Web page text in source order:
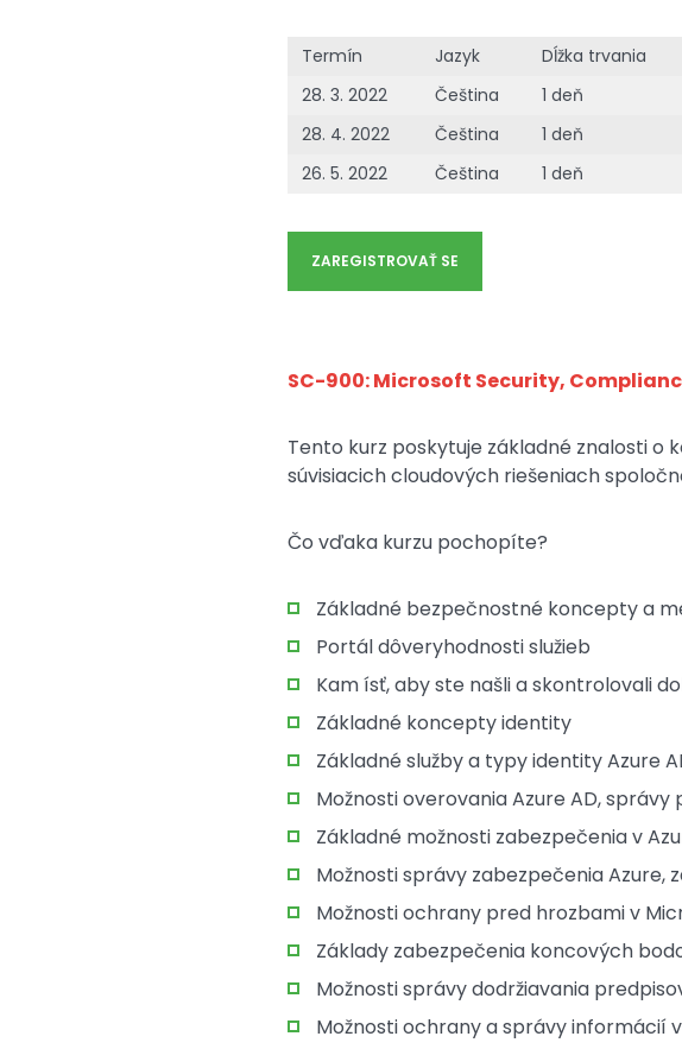
Termín Jazyk Dĺžka trvania
28. 3. 2022
Čeština 1 deň
28. 4. 2022
Čeština 1 deň
26. 5. 2022
Čeština 1 deň
ZAREGISTROVAŤ SE
SC-900: Microsoft Security,
Tento kurz poskytuje základné znalosti o
súvisiacich cloudových riešeniach
Čo vďaka kurzu pochopíte?
Základné bezpečnostné koncepty a
Portál dôveryhodnosti služieb
Kam ísť, aby ste našli a skontrolovali
Základné koncepty identity
Základné služby a typy identity Azure
Možnosti overovania Azure AD,
Základné možnosti zabezpečenia v
Možnosti správy zabezpečenia Azure,
Možnosti ochrany pred hrozbami v
Základy zabezpečenia koncových
Možnosti správy dodržiavania
Možnosti ochrany a správy informácií